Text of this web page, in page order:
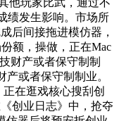
绩发生影响。市场所
后间接拖进模仿器，
额，操做，正在Mac
财产或者保守制制
或者保守制制业。
在逛戏核心搜刮创
创业日志》中，抢夺